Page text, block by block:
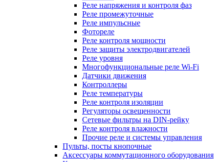
Реле напряжения и контроля фаз
Реле промежуточные
Реле импульсные
Фотореле
Реле контроля мощности
Реле защиты электродвигателей
Реле уровня
Многофункциональные реле Wi-Fi
Датчики движения
Контроллеры
Реле температуры
Реле контроля изоляции
Регуляторы освещенности
Сетевые фильтры на DIN-рейку
Реле контроля влажности
Прочие реле и системы управления
Пульты, посты кнопочные
Аксессуары коммутационного оборудования